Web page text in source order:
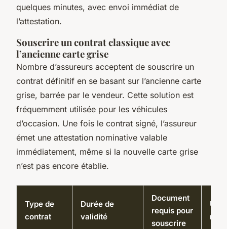
quelques minutes, avec envoi immédiat de
l’attestation.
Souscrire un contrat classique avec
l’ancienne carte grise
Nombre d’assureurs acceptent de souscrire un
contrat définitif en se basant sur l’ancienne carte
grise, barrée par le vendeur. Cette solution est
fréquemment utilisée pour les véhicules
d’occasion. Une fois le contrat signé, l’assureur
émet une attestation nominative valable
immédiatement, même si la nouvelle carte grise
n’est pas encore établie.
Type de
contrat
Durée de
validité
Document
requis pour
souscrire